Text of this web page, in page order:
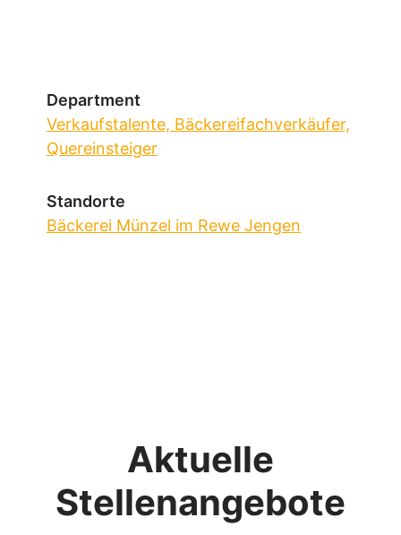
Department
Verkaufstalente, Bäckereifachverkäufer,
Quereinsteiger
Standorte
Bäckerei Münzel im Rewe Jengen
Aktuelle
Stellenangebote